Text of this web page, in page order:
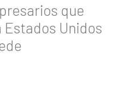
que
Unidos